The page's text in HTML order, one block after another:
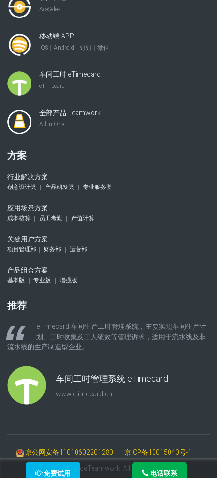
AceSales
移动端 APP
IOS｜Android｜钉钉｜微信
车间工时 eTimecard
eTimecard
全部产品 Teamwork
All in One
方案
行业解决方案
创意设计类 ｜ 产品研发类 ｜ 专业服务类
应用场景方案
成本核算 ｜ 员工考勤 ｜ 产值计算
关键用户方案
项目管理部｜ 财务部 ｜ 运营部
产品组合方案
基本版 ｜ 专业版 ｜ 增强版
推荐
eTimecard 车间生产工时管理系统，主要实现车间生产计
划、工时收集及工人绩效等管理诉求，适用于流水线及非
流水线的生产制造型企业。
车间工时管理系统 eTimecard
www.etimecard.cn
京公网安备11010602201280 京ICP备10015040号-1
©2009-2025 AceTeamwork. All Rights Reserved.
免费试用 电话联系